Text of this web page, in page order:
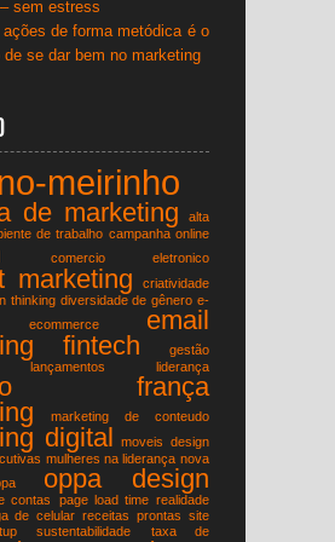
sem estress
de forma metódica é o
de se dar bem no marketing
meirinho
de marketing
alta
de trabalho campanha online
comercio eletronico
marketing
criatividade
thinking diversidade de gênero e-
ecommerce
email
fintech
gestão
lançamentos liderança
frança
marketing de conteudo
digital
moveis design
mulheres na liderança nova
oppa design
contas page load time realidade
de celular receitas prontas site
sustentabilidade
taxa de